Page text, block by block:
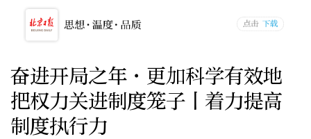
奋进开局之年·更加科学有效地
把权力关进制度笼子丨着力提高
制度执行力